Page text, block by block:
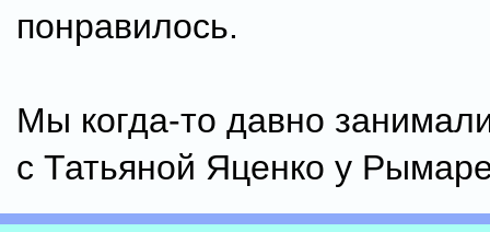
понравилось.
Мы когда-то давно
с Татьяной Яценко у